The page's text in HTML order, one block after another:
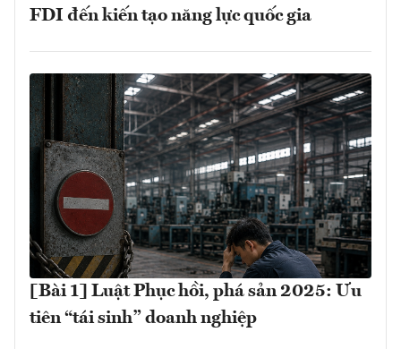
FDI đến kiến tạo năng lực quốc gia
[Bài 1] Luật Phục hồi, phá sản 2025: Ưu
tiên “tái sinh” doanh nghiệp